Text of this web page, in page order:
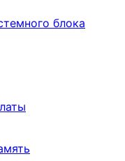
блока